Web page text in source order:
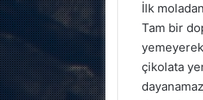
İlk
Tam bir
çikolata